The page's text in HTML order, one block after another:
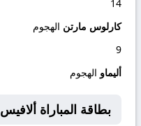
14
كارلوس مارتن الهجوم
9
أليماو الهجوم
بطاقة المباراة ألافيس Vs رايو فاييكانو